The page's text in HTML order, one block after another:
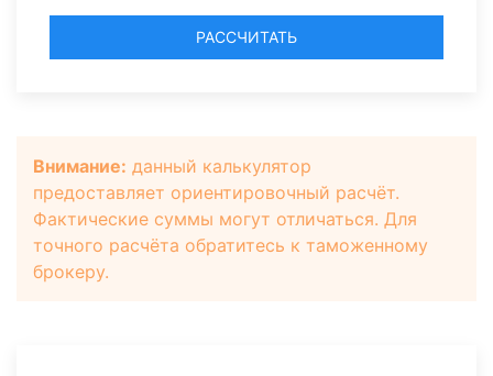
РАССЧИТАТЬ
Внимание: данный калькулятор
предоставляет ориентировочный расчёт.
Фактические суммы могут отличаться. Для
точного расчёта обратитесь к таможенному
брокеру.